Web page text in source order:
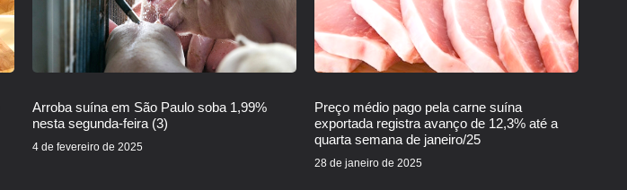
Arroba suína em São Paulo soba 1,99%
nesta segunda-feira (3)
4 de fevereiro de 2025
Preço médio pago pela carne suína
exportada registra avanço de 12,3% até a
quarta semana de janeiro/25
28 de janeiro de 2025